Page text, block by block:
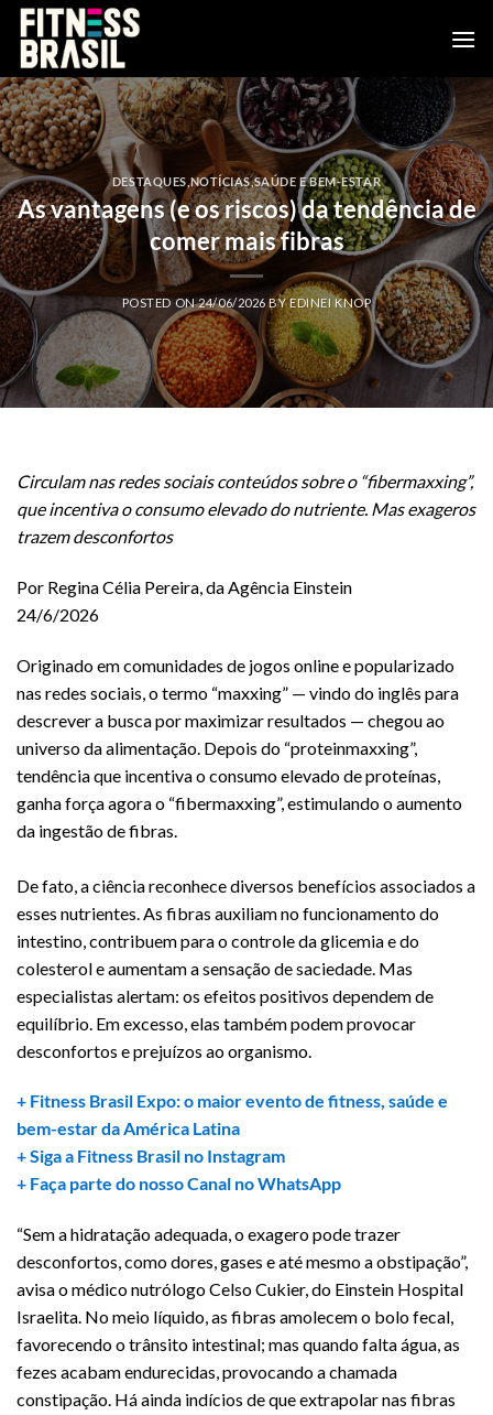
Skip
content
DESTAQUES ,NOTÍCIAS,SAÚDE E BEM-ESTAR
As vantagens (e os riscos) da tendência de
comer mais fibras
POSTED ON24/06/2026 BYEDINEI KNOP
Circulam nas redes sociais conteúdos sobre o “fibermaxxing”,
que incentiva o consumo elevado do nutriente. Mas exageros
trazem desconfortos
Por Regina Célia Pereira, da Agência Einstein
24/6/2026
Originado em comunidades de jogos online e popularizado
nas redes sociais, o termo “maxxing” — vindo do inglês para
descrever a busca por maximizar resultados — chegou ao
universo da alimentação. Depois do “proteinmaxxing”,
tendência que incentiva o consumo elevado de proteínas,
ganha força agora o “fibermaxxing”, estimulando o aumento
da ingestão de fibras.
De fato, a ciência reconhece diversos benefícios associados a
esses nutrientes. As fibras auxiliam no funcionamento do
intestino, contribuem para o controle da glicemia e do
colesterol e aumentam a sensação de saciedade. Mas
especialistas alertam: os efeitos positivos dependem de
equilíbrio. Em excesso, elas também podem provocar
desconfortos e prejuízos ao organismo.
+ Fitness Brasil Expo: o maior evento de fitness, saúde e
bem-estar da América Latina
+ Siga a Fitness Brasil no Instagram
+ Faça parte do nosso Canal no WhatsApp
“Sem a hidratação adequada, o exagero pode trazer
desconfortos, como dores, gases e até mesmo a obstipação”,
avisa o médico nutrólogo Celso Cukier, do Einstein Hospital
Israelita. No meio líquido, as fibras amolecem o bolo fecal,
favorecendo o trânsito intestinal; mas quando falta água, as
fezes acabam endurecidas, provocando a chamada
constipação. Há ainda indícios de que extrapolar nas fibras